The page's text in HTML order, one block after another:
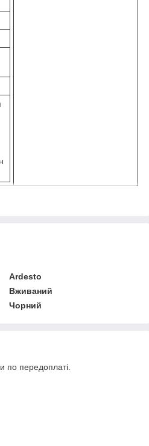
Ardesto
Вживаний
Чорний
по передоплаті.